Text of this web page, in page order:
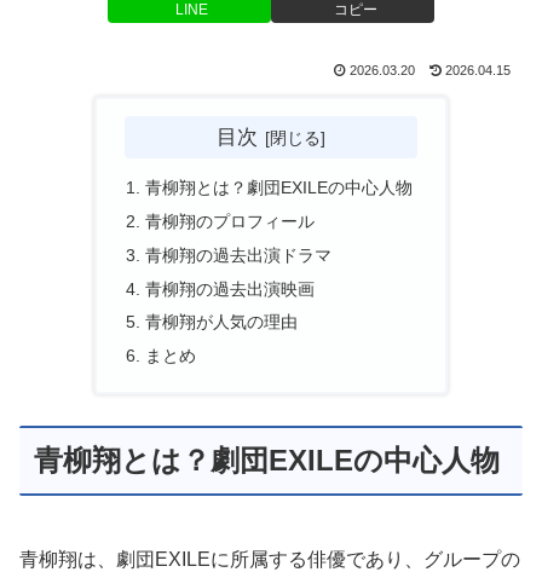
LINE コピー
2026.03.20 2026.04.15
目次
青柳翔とは？劇団EXILEの中心人物
青柳翔のプロフィール
青柳翔の過去出演ドラマ
青柳翔の過去出演映画
青柳翔が人気の理由
まとめ
青柳翔とは？劇団EXILEの中心人物
青柳翔は、劇団EXILEに所属する俳優であり、グループの